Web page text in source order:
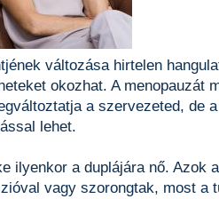
változása hirtelen
okozhat. A menopauzát
a szervezeted, de
lehet.
ilyenkor a duplájára nő. Azok
vagy szorongtak, most a